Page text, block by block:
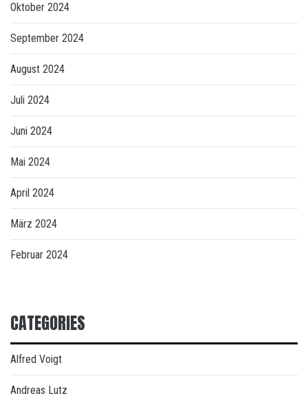
Oktober 2024
September 2024
August 2024
Juli 2024
Juni 2024
Mai 2024
April 2024
März 2024
Februar 2024
CATEGORIES
Alfred Voigt
Andreas Lutz